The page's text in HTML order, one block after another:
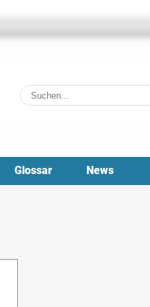
Suche
nach:
Glossar News